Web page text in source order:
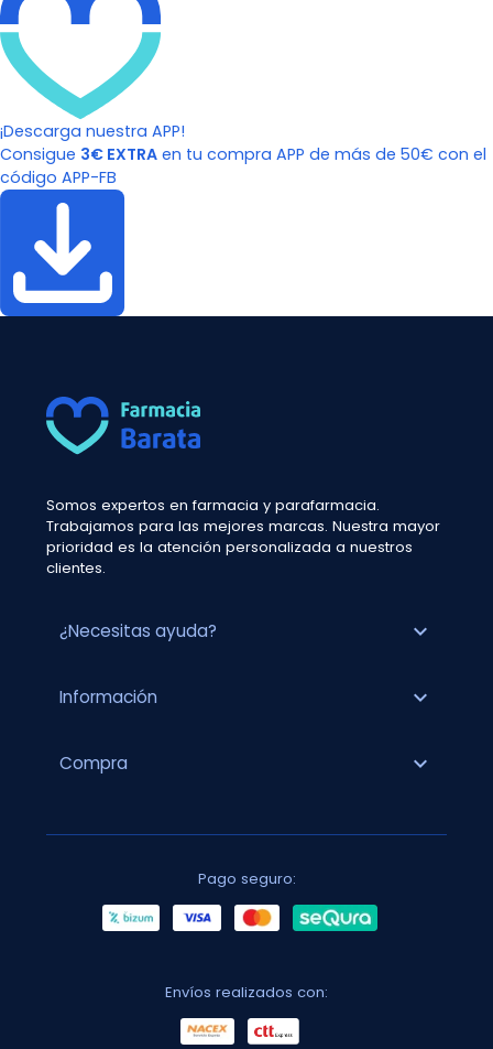
¡Descarga nuestra APP!
Consigue 3€ EXTRA en tu compra APP de más de 50€ con el
código APP-FB
Somos expertos en farmacia y parafarmacia.
Trabajamos para las mejores marcas. Nuestra mayor
prioridad es la atención personalizada a nuestros
clientes.
¿Necesitas ayuda? expand_more
Información expand_more
Compra expand_more
Pago seguro:
Envíos realizados con: